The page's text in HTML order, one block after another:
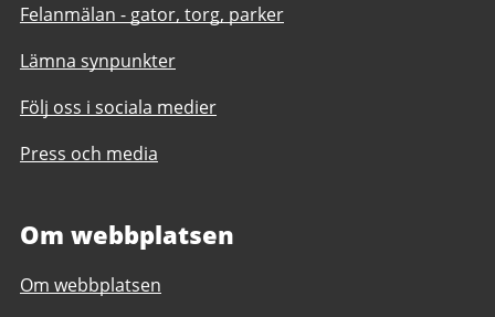
Felanmälan - gator, torg, parker
Lämna synpunkter
Följ oss i sociala medier
Press och media
Om webbplatsen
Om webbplatsen